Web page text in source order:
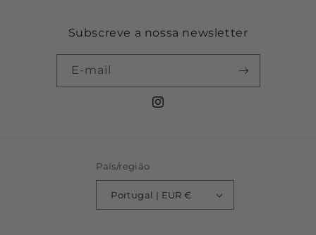
Subscreve a nossa newsletter
E-mail
Instagram
País/região
Portugal | EUR €